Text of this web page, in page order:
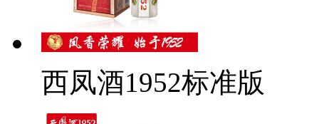
西凤酒1952标准版